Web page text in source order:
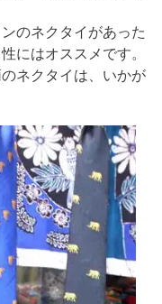
のネクタイがあった
にはオススメです。
ネクタイは、いかが